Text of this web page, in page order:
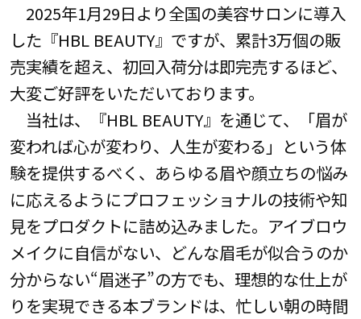
2025年1月29日より全国の美容サロンに導入
した『HBL BEAUTY』ですが、累計3万個の販
売実績を超え、初回入荷分は即完売するほど、
大変ご好評をいただいております。
当社は、『HBL BEAUTY』を通じて、「眉が
変われば心が変わり、人生が変わる」という体
験を提供するべく、あらゆる眉や顔立ちの悩み
に応えるようにプロフェッショナルの技術や知
見をプロダクトに詰め込みました。アイブロウ
メイクに自信がない、どんな眉毛が似合うのか
分からない“眉迷子”の方でも、理想的な仕上が
りを実現できる本ブランドは、忙しい朝の時間